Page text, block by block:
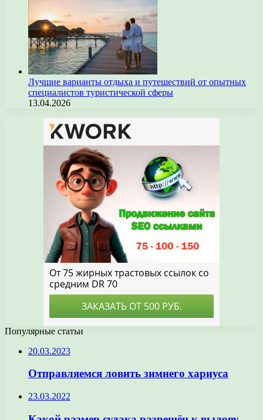
Лучшие варианты отдыха и путешествий от опытных
специалистов туристической сферы
13.04.2026
Популярные статьи
20.03.2023
Отправляемся ловить зимнего хариуса
23.03.2022